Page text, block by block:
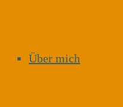
Über mich